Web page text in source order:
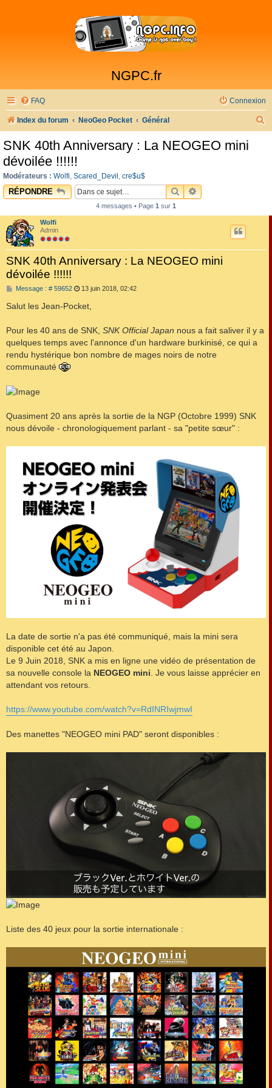
NGPC.fr
FAQ Connexion
Index du forum NeoGeo Pocket Général
c
SNK 40th Anniversary : La NEOGEO mini
dévoilée !!!!!!
Modérateurs : Wolfi, Scared_Devil , cre$u$
RÉPONDRE RECHERCHER
RECHERCHE
4 messages • Page 1 sur 1
Wolfi
Admin
SNK 40th Anniversary : La NEOGEO mini
dévoilée !!!!!!
Message : # 59652M
s
s
g
e
13 juin 2018, 02:42
Salut les Jean-Pocket,
Pour les 40 ans de SNK, SNK Official Japan nous a fait saliver il y a
quelques temps avec l'annonce d'un hardware burkinisé, ce qui a
rendu hystérique bon nombre de mages noirs de notre
communauté
Quasiment 20 ans après la sortie de la NGP (Octobre 1999) SNK
nous dévoile - chronologiquement parlant - sa "petite sœur" :
La date de sortie n'a pas été communiqué, mais la mini sera
disponible cet été au Japon.
Le 9 Juin 2018, SNK a mis en ligne une vidéo de présentation de
sa nouvelle console la NEOGEO mini . Je vous laisse apprécier en
attendant vos retours.
https://www.youtube.com/watch?v=RdINRIwjmwI
Des manettes "NEOGEO mini PAD" seront disponibles :
Liste des 40 jeux pour la sortie internationale :